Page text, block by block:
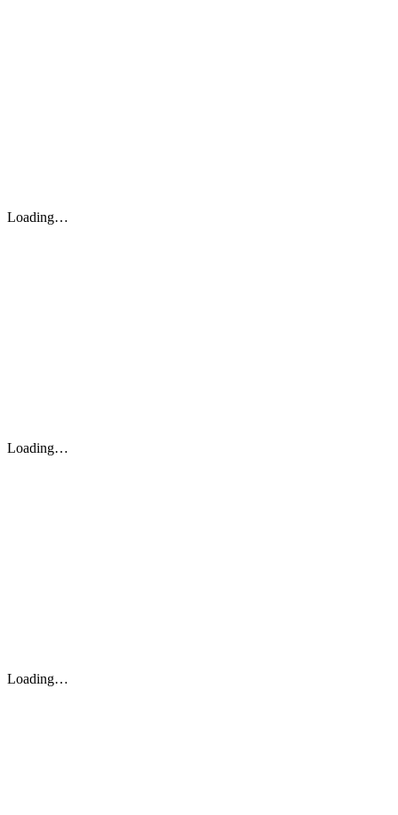
Loading…
Loading…
Loading…